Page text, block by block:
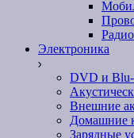
Электроника
DVD и
Внешние
Домашние
Зарядные